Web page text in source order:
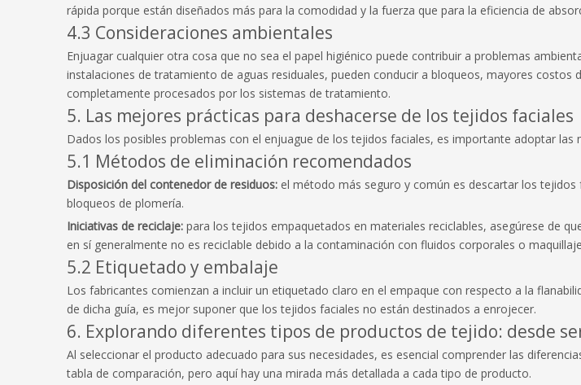
rápida porque están diseñados más para la comodidad y la fuerza que para la eficiencia de
4.3 Consideraciones ambientales
Enjuagar cualquier otra cosa que no sea el papel higiénico puede contribuir a problemas
instalaciones de tratamiento de aguas residuales, pueden conducir a bloqueos, mayores
completamente procesados ​​por los sistemas de tratamiento.
5. Las mejores prácticas para deshacerse de los tejidos faciales
Dados los posibles problemas con el enjuague de los tejidos faciales, es importante adoptar las
5.1 Métodos de eliminación recomendados
Disposición del contenedor de residuos: el método más seguro y común es descartar los
bloqueos de plomería.
Iniciativas de reciclaje: para los tejidos empaquetados en materiales reciclables, asegúrese de
en sí generalmente no es reciclable debido a la contaminación con fluidos corporales o
5.2 Etiquetado y embalaje
Los fabricantes comienzan a incluir un etiquetado claro en el empaque con respecto a la
de dicha guía, es mejor suponer que los tejidos faciales no están destinados a enrojecer.
6. Explorando diferentes tipos de productos de tejido: desde
Al seleccionar el producto adecuado para sus necesidades, es esencial comprender las
tabla de comparación, pero aquí hay una mirada más detallada a cada tipo de producto.